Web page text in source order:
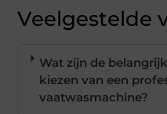
Veelgestelde
Wat zijn de
kiezen van een
vaatwasmachine?